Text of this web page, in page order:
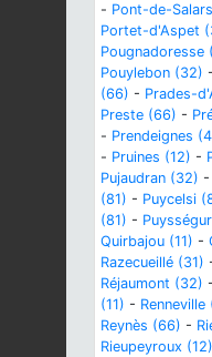
- Pont-de-
Portet-d'Aspet
Pougnadoresse
Pouylebon (32) -
(66) - Prades-
Preste (66) -
- Prendeignes
- Pruines (12) -
Pujaudran (32) -
(81) - Puycelsi
(81) -
Quirbajou (11) -
Razecueillé (31)
Réjaumont (32) -
(11) - Renneville
Reynès (66) -
Rieupeyroux (12)